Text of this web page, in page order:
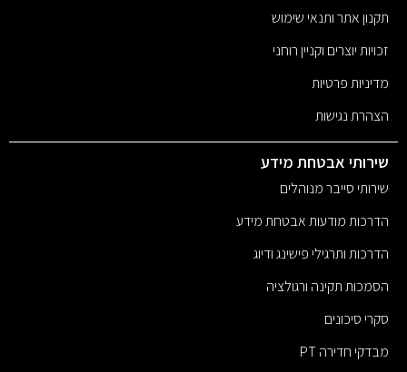
תקנון אתר ותנאי שימוש
זכויות יוצרים וקניין רוחני
מדיניות פרטיות
הצהרת נגישות
שירותי אבטחת מידע
שירותי סייבר מנוהלים
הדרכות מודעות אבטחת מידע
הדרכות ותרגילי פישינג ודיוג
הסמכות תקינה ורגולציה
סקרי סיכונים
מבדקי חדירה PT